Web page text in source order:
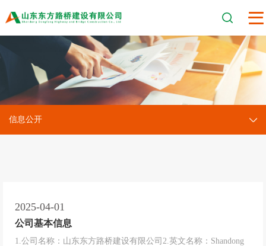
信息公开
2025-04-01
公司基本信息
1.公司名称：山东东方路桥建设有限公司2.英文名称：Shandong